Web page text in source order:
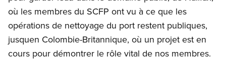
où les membres du SCFP ont vu à ce que les
opérations de nettoyage du port restent publiques,
jusquen Colombie-Britannique, où un projet est en
cours pour démontrer le rôle vital de nos membres.